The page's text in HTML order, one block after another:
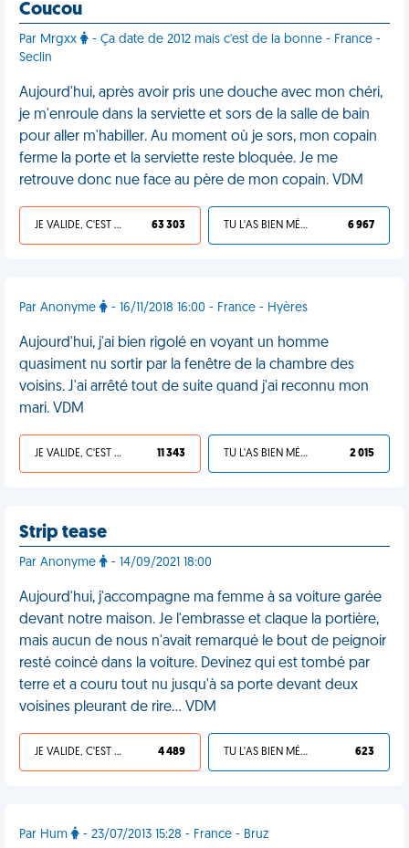
Coucou
Par Mrgxx
- Ça date de 2012 mais c'est de la bonne - France -
Seclin
Aujourd'hui, après avoir pris une douche avec mon chéri,
je m'enroule dans la serviette et sors de la salle de bain
pour aller m'habiller. Au moment où je sors, mon copain
ferme la porte et la serviette reste bloquée. Je me
retrouve donc nue face au père de mon copain. VDM
JE VALIDE, C'EST UNE VDM 63 303 TU L'AS BIEN MÉRITÉ 6 967
Par Anonyme - 16/11/2018 16:00 - France - Hyères
Aujourd'hui, j'ai bien rigolé en voyant un homme
quasiment nu sortir par la fenêtre de la chambre des
voisins. J'ai arrêté tout de suite quand j'ai reconnu mon
mari. VDM
JE VALIDE, C'EST UNE VDM 11 343 TU L'AS BIEN MÉRITÉ 2 015
Strip tease
Par Anonyme - 14/09/2021 18:00
Aujourd'hui, j'accompagne ma femme à sa voiture garée
devant notre maison. Je l'embrasse et claque la portière,
mais aucun de nous n'avait remarqué le bout de peignoir
resté coincé dans la voiture. Devinez qui est tombé par
terre et a couru tout nu jusqu'à sa porte devant deux
voisines pleurant de rire… VDM
JE VALIDE, C'EST UNE VDM 4 489 TU L'AS BIEN MÉRITÉ 623
Par Hum - 23/07/2013 15:28 - France - Bruz